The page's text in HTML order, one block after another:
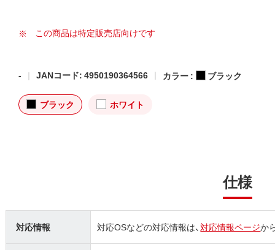
この商品は特定販売店向けです
- JANコード: 4950190364566 カラー : ブラック
ブラック ホワイト
仕様
対応情報 対応OSなどの対応情報は、対応情報ページか